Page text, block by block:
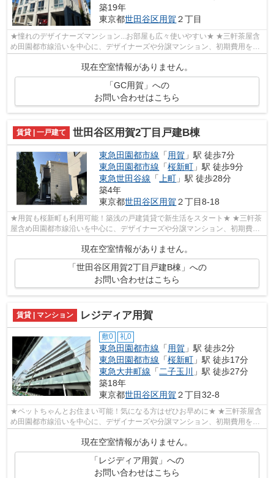
築19年
東京都世田谷区用賀 ２丁目
★憧れのデザイナーズマンション...お部屋も広々使いやすい★ ★三軒茶屋含
め田園都市線沿いを中心に、デザイナーズや分譲マンション、初期費用を抑
えた部屋探しはぜひ当社にお任せくださ...
現在空室情報がありません。
「GC用賀」への
お問い合わせはこちら
賃貸 | 一戸建て 世田谷区用賀2丁目戸建B棟
東急田園都市線 「 用賀 」駅 徒歩7分
東急田園都市線 「桜新町 」駅 徒歩9分
東急世田谷線 「 上町 」駅 徒歩28分
築4年
東京都世田谷区用賀 ２丁目8-18
★用賀も桜新町も利用可能！築浅の戸建賃貸で新生活をスタート★ ★三軒茶
屋含め田園都市線沿いを中心に、デザイナーズや分譲マンション、初期費用
現在空室情報がありません。
「世田谷区用賀2丁目戸建B棟」への
お問い合わせはこちら
賃貸 | マンション レジディア用賀
敷0 礼0
東急田園都市線 「 用賀 」駅 徒歩2分
東急田園都市線 「桜新町 」駅 徒歩17分
東急大井町線 「 二子玉川
」駅 徒歩27分
築18年
東京都世田谷区用賀 ２丁目32-8
★ペットちゃんとお住まい可能！気になる方はぜひお早めに★ ★三軒茶屋含
め田園都市線沿いを中心に、デザイナーズや分譲マンション、初期費用を抑
現在空室情報がありません。
「レジディア用賀」への
お問い合わせはこちら